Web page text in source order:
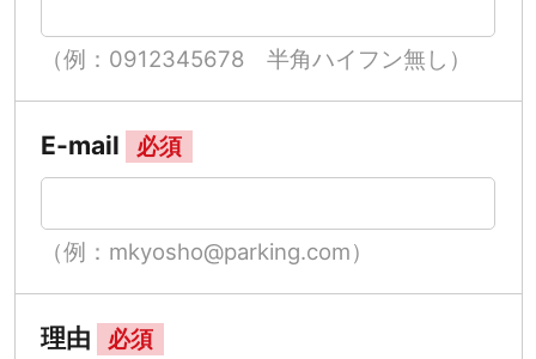
（例：0912345678 半角ハイフン無し）
E-mail 必須
（例：mkyosho@parking.com）
理由 必須